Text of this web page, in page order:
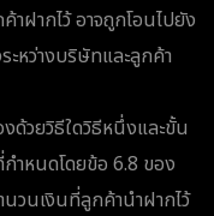
ฝากไว้ อาจถูกโอนไปยัง
หว่างบริษัทและลูกค้า
ด้วยวิธีใดวิธีหนึ่งและขั้น
ำหนดโดยข้อ 6.8 ของ
วนเงินที่ลูกค้านำฝากไว้